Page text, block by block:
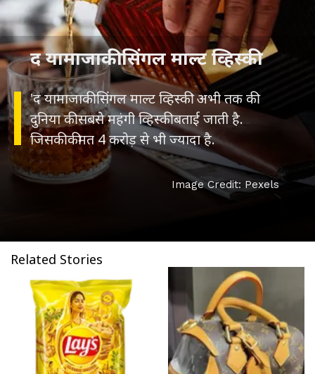
'द यामाजाकी सिंगल माल्ट व्हिस्की' अभी तक की
दुनिया की सबसे महंगी व्हिस्की बताई जाती है.
जिसकी कीमत 4 करोड़ से भी ज्यादा है.
द यामाजाकी सिंगल माल्ट व्हिस्की
Image Credit: Pexels
Related Stories